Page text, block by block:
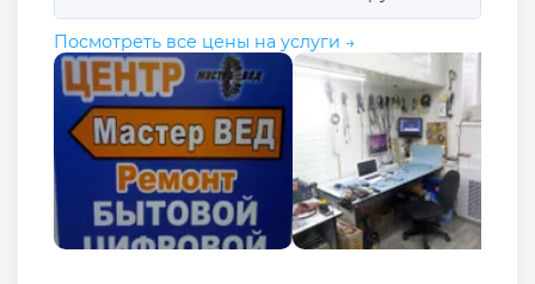
Посмотреть все цены на услуги →